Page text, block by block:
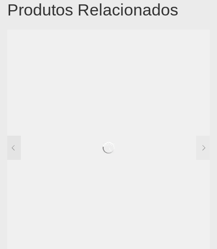
Produtos Relacionados